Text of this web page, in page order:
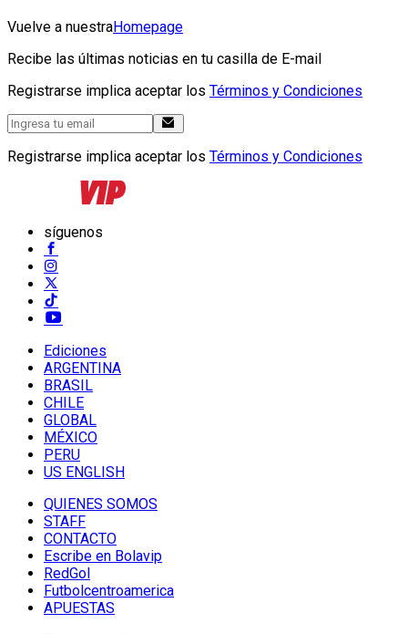
Vuelve a nuestraHomepage
Recibe las últimas noticias en tu casilla de E-mail
Registrarse implica aceptar los Términos y Condiciones
Registrarse implica aceptar los Términos y Condiciones
síguenos
Ediciones
ARGENTINA
BRASIL
CHILE
GLOBAL
MÉXICO
PERU
US ENGLISH
QUIENES SOMOS
STAFF
CONTACTO
Escribe en Bolavip
RedGol
Futbolcentroamerica
APUESTAS